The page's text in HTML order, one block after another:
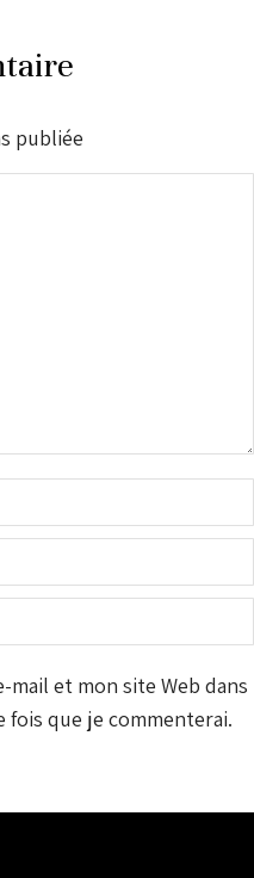
publiée
et mon site Web dans
fois que je commenterai.